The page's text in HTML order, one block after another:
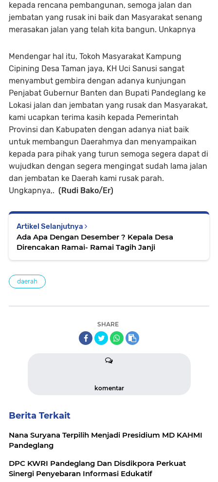
kepada rencana pembangunan, semoga jalan dan
jembatan yang rusak ini baik dan Masyarakat senang
merasakan jalan yang telah kita bangun. Unkapnya
Mendengar hal itu, Tokoh Masyarakat Kampung
Cipining Desa Taman jaya, KH Uci Sanusi sangat
menyambut gembira dengan adanya kunjungan
Penjabat Gubernur Banten dan Bupati Pandeglang ke
Lokasi jalan dan jembatan yang rusak dan Masyarakat,
kami ucapkan terima kasih kepada Pemerintah
Provinsi dan Kabupaten dengan adanya niat baik
untuk membangun Daerahmya dan menyampaikan
kepada para pihak yang turun semoga segera dapat di
wujudkan dengan segera mengingat sudah lama jalan
dan jembatan ke Daerah kami rusak parah.
Ungkapnya,. (Rudi Bako/Er)
Artikel Selanjutnya
Ada Apa Dengan Desember ? Kepala Desa
Direncakan Ramai- Ramai Tagih Janji
daerah
SHARE
komentar
Berita Terkait
Nana Suryana Terpilih Menjadi Presidium MD KAHMI
Pandeglang
DPC KWRI Pandeglang Dan Disdikpora Perkuat
Sinergi Penyebaran Informasi Edukatif